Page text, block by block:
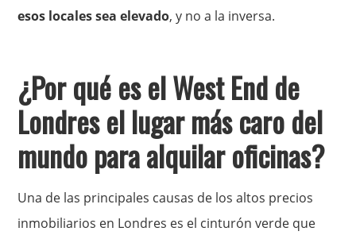
esos locales sea elevado, y no a la inversa.
¿Por qué es el West End de
Londres el lugar más caro del
mundo para alquilar oficinas?
Una de las principales causas de los altos precios
inmobiliarios en Londres es el cinturón verde que